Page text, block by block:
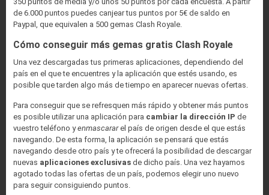
de 6.000 puntos puedes canjear tus puntos por 5€ de saldo en
Paypal, que equivalen a 500 gemas Clash Royale.
Cómo conseguir más gemas gratis Clash Royale
Una vez descargadas tus primeras aplicaciones, dependiendo del
país en el que te encuentres y la aplicación que estés usando, es
posible que tarden algo más de tiempo en aparecer nuevas ofertas.
Para conseguir que se refresquen más rápido y obtener más puntos
es posible utilizar una aplicación para cambiar la dirección IP de
vuestro teléfono yenmascararel país de origen desde el que estás
navegando. De esta forma, la aplicación se pensará que estás
navegando desde otro país y te ofrecerá la posibilidad de descargar
nuevas aplicaciones exclusivas de dicho país. Una vez hayamos
agotado todas las ofertas de un país, podemos elegir uno nuevo
para seguir consiguiendo puntos.